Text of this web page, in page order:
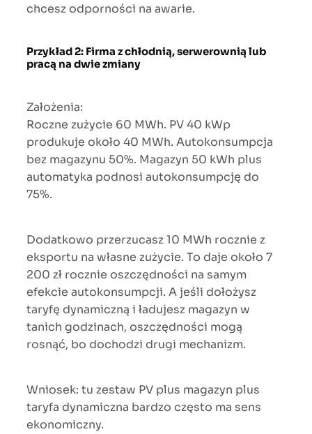
chcesz odporności na awarie.
Przykład 2: Firma z chłodnią, serwerownią lub
pracą na dwie zmiany
Założenia:
Roczne zużycie 60 MWh. PV 40 kWp
produkuje około 40 MWh. Autokonsumpcja
bez magazynu 50%. Magazyn 50 kWh plus
automatyka podnosi autokonsumpcję do
75%.
Dodatkowo przerzucasz 10 MWh rocznie z
eksportu na własne zużycie. To daje około 7
200 zł rocznie oszczędności na samym
efekcie autokonsumpcji. A jeśli dołożysz
taryfę dynamiczną i ładujesz magazyn w
tanich godzinach, oszczędności mogą
rosnąć, bo dochodzi drugi mechanizm.
Wniosek: tu zestaw PV plus magazyn plus
taryfa dynamiczna bardzo często ma sens
ekonomiczny.